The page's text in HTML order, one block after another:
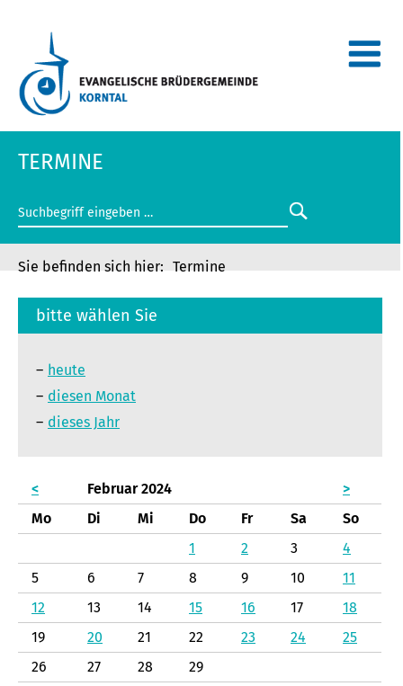
TERMINE
Termine
bitte wählen Sie
heute
diesen Monat
dieses Jahr
< Februar 2024
>
Mo
Di Mi Do Fr Sa
So
1
2 3
4
5
6 7 8 9 10
11
12
13 14 15 16 17
18
19
20 21 22 23 24
25
26
27 28 29